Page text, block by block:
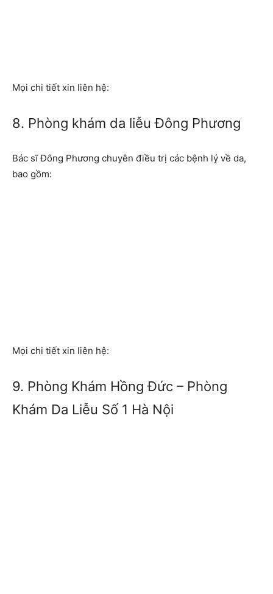
Mọi chi tiết xin liên hệ:
8. Phòng khám da liễu Đông Phương
Bác sĩ Đông Phương chuyên điều trị các bệnh lý về da,
bao gồm:
Mọi chi tiết xin liên hệ:
9. Phòng Khám Hồng Đức – Phòng
Khám Da Liễu Số 1 Hà Nội